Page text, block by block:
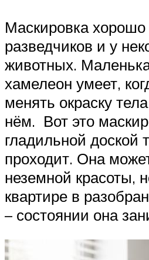
Маскировка хорошо
разведчиков и у
животных.
хамелеон умеет,
менять окраску
нём. Вот это
гладильной доской
проходит. Она
неземной красоты,
квартире в
– состоянии она